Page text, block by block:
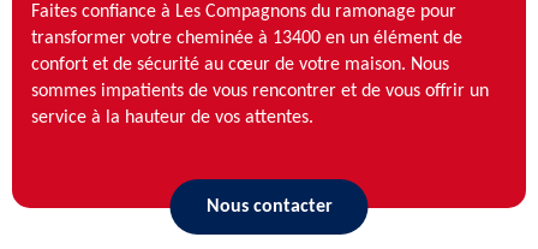
Faites confiance à Les Compagnons du ramonage pour
transformer votre cheminée à 13400 en un élément de
confort et de sécurité au cœur de votre maison. Nous
sommes impatients de vous rencontrer et de vous offrir un
service à la hauteur de vos attentes.
Nous contacter